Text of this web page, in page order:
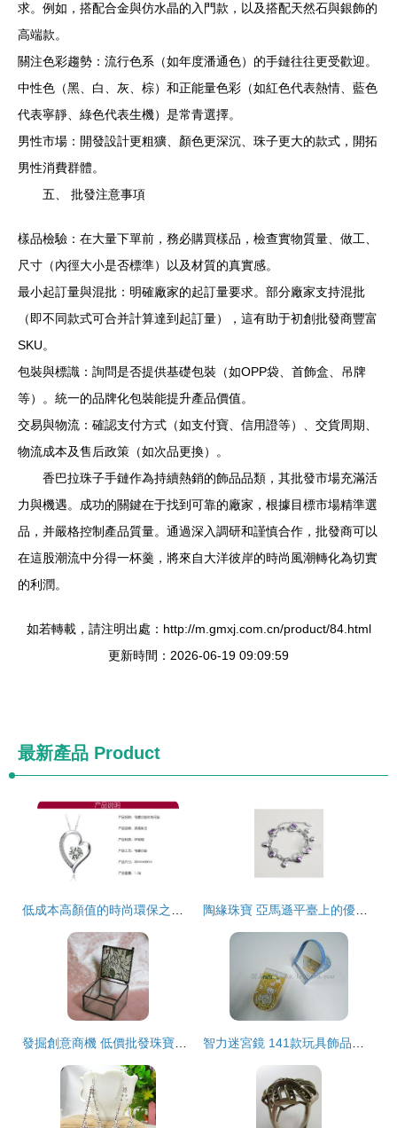
求。例如，搭配合金與仿水晶的入門款，以及搭配天然石與銀飾的
高端款。
關注色彩趨勢：流行色系（如年度潘通色）的手鏈往往更受歡迎。
中性色（黑、白、灰、棕）和正能量色彩（如紅色代表熱情、藍色
代表寧靜、綠色代表生機）是常青選擇。
男性市場：開發設計更粗獷、顏色更深沉、珠子更大的款式，開拓
男性消費群體。
五、 批發注意事項
樣品檢驗：在大量下單前，務必購買樣品，檢查實物質量、做工、
尺寸（內徑大小是否標準）以及材質的真實感。
最小起訂量與混批：明確廠家的起訂量要求。部分廠家支持混批
（即不同款式可合并計算達到起訂量），這有助于初創批發商豐富
SKU。
包裝與標識：詢問是否提供基礎包裝（如OPP袋、首飾盒、吊牌
等）。統一的品牌化包裝能提升產品價值。
交易與物流：確認支付方式（如支付寶、信用證等）、交貨周期、
物流成本及售后政策（如次品更換）。
香巴拉珠子手鏈作為持續熱銷的飾品品類，其批發市場充滿活
力與機遇。成功的關鍵在于找到可靠的廠家，根據目標市場精準選
品，并嚴格控制產品質量。通過深入調研和謹慎合作，批發商可以
在這股潮流中分得一杯羹，將來自大洋彼岸的時尚風潮轉化為切實
的利潤。
如若轉載，請注明出處：http://m.gmxj.com.cn/product/84.html
更新時間：2026-06-19 09:09:59
最新產品 Product